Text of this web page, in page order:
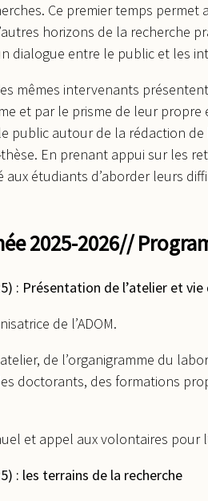
Ce premier temps permet
horizons de la recherche
dialogue entre le public et les
mêmes intervenants
et par le prisme de leur propre
public autour de la rédaction
En prenant appui sur les
étudiants d’aborder leurs
2025-2026//
: Présentation de l’atelier et vie
de l’ADOM.
de l’organigramme du
doctorants, des formations
et appel aux volontaires pour
: les terrains de la recherche